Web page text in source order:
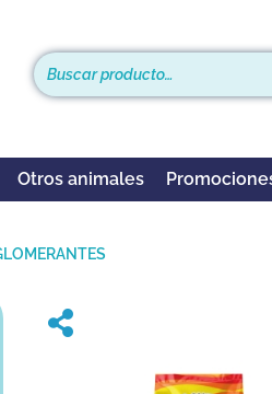
Otros animales